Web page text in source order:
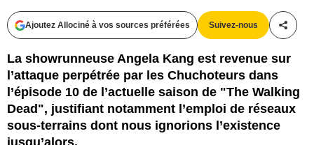
Ajoutez Allociné à vos sources préférées Suivez-nous
La showrunneuse Angela Kang est revenue sur
l’attaque perpétrée par les Chuchoteurs dans
l’épisode 10 de l’actuelle saison de "The Walking
Dead", justifiant notamment l’emploi de réseaux
sous-terrains dont nous ignorions l’existence
jusqu’alors.